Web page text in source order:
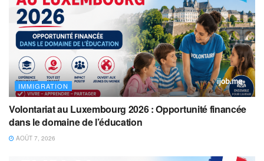
IMMIGRATION
Volontariat au Luxembourg 2026 : Opportunité financée
dans le domaine de l’éducation
AOÛT 7, 2026